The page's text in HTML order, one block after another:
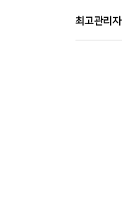
최고관리자